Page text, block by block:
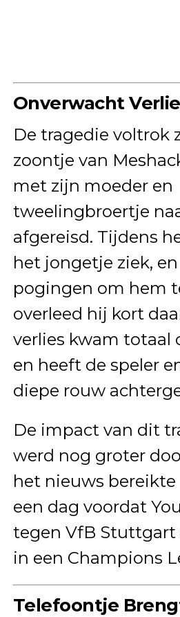
Onverwacht
De tragedie voltrok
zoontje van
met zijn moeder en
tweelingbroertje
afgereisd. Tijdens
het jongetje ziek,
pogingen om hem
overleed hij kort
verlies kwam totaal
en heeft de speler
diepe rouw
De impact van dit
werd nog groter
het nieuws bereikte
een dag voordat
tegen VfB Stuttgart
in een Champions
Telefoontje